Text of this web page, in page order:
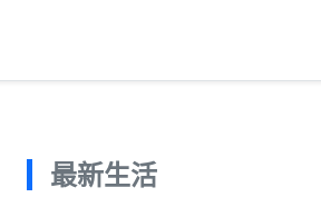
最新生活